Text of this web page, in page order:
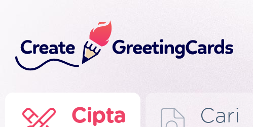
Cipta Cari